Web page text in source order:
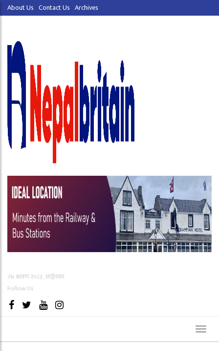
About Us Contact Us Archives
२४ श्रावण २०८३, आईतवार
Follow Us